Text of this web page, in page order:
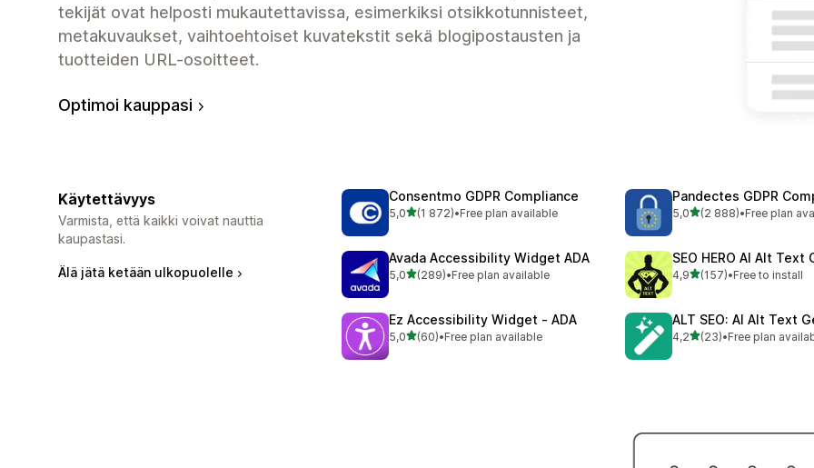
tekijät ovat helposti mukautettavissa, esimerkiksi otsikkotunnisteet,
metakuvaukset, vaihtoehtoiset kuvatekstit sekä blogipostausten ja
tuotteiden URL-osoitteet.
Optimoi kauppasi
Käytettävyys
Varmista, että kaikki voivat nauttia
kaupastasi.
Älä jätä ketään ulkopuolelle
Consentmo GDPR Compliance
5,0/ 5 tähteä
(1 872)
1872 arvostelua yhteensä
•Free plan available
Pandectes GDPR
5,0/ 5 tähteä
(2 888)
2888 arvostelua yhteensä
•Free plan
Avada Accessibility Widget ADA
5,0/ 5 tähteä
(289)
289 arvostelua yhteensä
•Free plan available
SEO HERO AI Alt Text
4,9/ 5 tähteä
(157)
157 arvostelua yhteensä
•Free to install
Ez Accessibility Widget ‑ ADA
5,0/ 5 tähteä
(60)
60 arvostelua yhteensä
•Free plan available
ALT SEO: AI Alt Text
4,2/ 5 tähteä
(23)
23 arvostelua yhteensä
•Free plan